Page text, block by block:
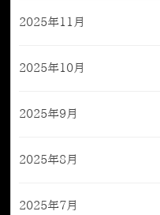
2025年11月
2025年10月
2025年9月
2025年8月
2025年7月